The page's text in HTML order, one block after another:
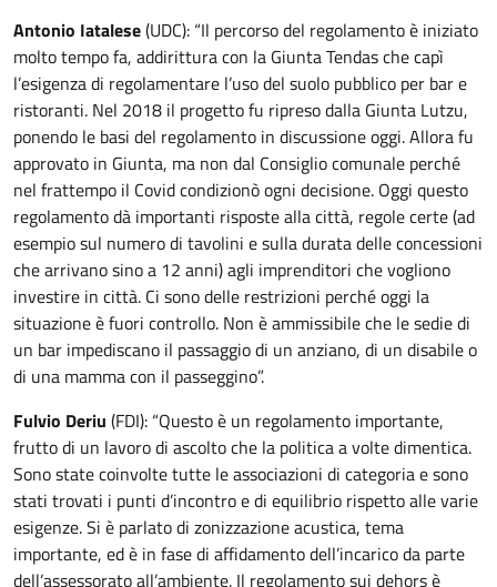
Antonio Iatalese(UDC): “Il percorso del regolamento è iniziato
molto tempo fa, addirittura con la Giunta Tendas che capì
l’esigenza di regolamentare l’uso del suolo pubblico per bar e
ristoranti. Nel 2018 il progetto fu ripreso dalla Giunta Lutzu,
ponendo le basi del regolamento in discussione oggi. Allora fu
approvato in Giunta, ma non dal Consiglio comunale perché
nel frattempo il Covid condizionò ogni decisione. Oggi questo
regolamento dà importanti risposte alla città, regole certe (ad
esempio sul numero di tavolini e sulla durata delle concessioni
che arrivano sino a 12 anni) agli imprenditori che vogliono
investire in città. Ci sono delle restrizioni perché oggi la
situazione è fuori controllo. Non è ammissibile che le sedie di
un bar impediscano il passaggio di un anziano, di un disabile o
di una mamma con il passeggino”.
Fulvio Deriu (FDI): “Questo è un regolamento importante,
frutto di un lavoro di ascolto che la politica a volte dimentica.
Sono state coinvolte tutte le associazioni di categoria e sono
stati trovati i punti d’incontro e di equilibrio rispetto alle varie
esigenze. Si è parlato di zonizzazione acustica, tema
importante, ed è in fase di affidamento dell’incarico da parte
dell’assessorato all’ambiente. Il regolamento sui dehors è